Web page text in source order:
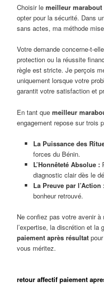
Choisir lemeilleur
opter pour la sécurité. Dans
sans actes, ma méthode
Votre demande concerne-t-
protection ou la réussite
règle est stricte. Je perçois
uniquement lorsque votre
garantit votre satisfaction et
En tant quemeilleur
engagement repose sur trois
La Puissance des
forces du Bénin.
L’Honnêteté Absolue :
diagnostic clair dès le
La Preuve par l’Action
bonheur retrouvé.
Ne confiez pas votre avenir à
l’expertise, la discrétion et la
paiement après résultat
vous méritez.
retour affectif paiement